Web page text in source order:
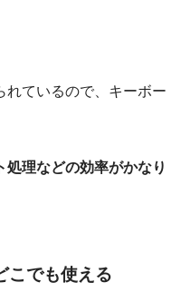
れているので、キーボー
処理などの効率がかなり
こでも使える